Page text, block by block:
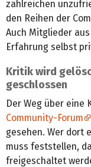
zahlreichen
den Reihen der
Auch Mitglieder
Erfahrung selbst
Kritik wird
geschlossen
Der Weg über eine
Community-Forum
gesehen. Wer dort
muss feststellen,
freigeschaltet